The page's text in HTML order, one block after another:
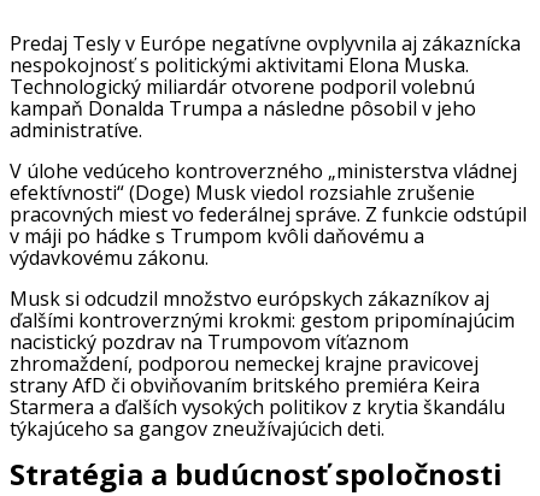
Predaj Tesly v Európe negatívne ovplyvnila aj zákaznícka
nespokojnosť s politickými aktivitami Elona Muska.
Technologický miliardár otvorene podporil volebnú
kampaň Donalda Trumpa a následne pôsobil v jeho
administratíve.
V úlohe vedúceho kontroverzného „ministerstva vládnej
efektívnosti“ (Doge) Musk viedol rozsiahle zrušenie
pracovných miest vo federálnej správe. Z funkcie odstúpil
v máji po hádke s Trumpom kvôli daňovému a
výdavkovému zákonu.
Musk si odcudzil množstvo európskych zákazníkov aj
ďalšími kontroverznými krokmi: gestom pripomínajúcim
nacistický pozdrav na Trumpovom víťaznom
zhromaždení, podporou nemeckej krajne pravicovej
strany AfD či obviňovaním britského premiéra Keira
Starmera a ďalších vysokých politikov z krytia škandálu
týkajúceho sa gangov zneužívajúcich deti.
Stratégia a budúcnosť spoločnosti